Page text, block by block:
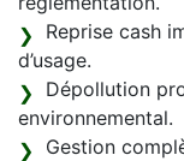
Reprise cash
d’usage.
Dépollution
environnemental.
Gestion